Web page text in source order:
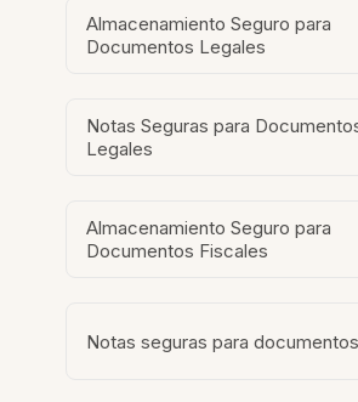
Almacenamiento Seguro para
Documentos Legales
Notas Seguras para
Legales
Almacenamiento Seguro para
Documentos Fiscales
Notas seguras para